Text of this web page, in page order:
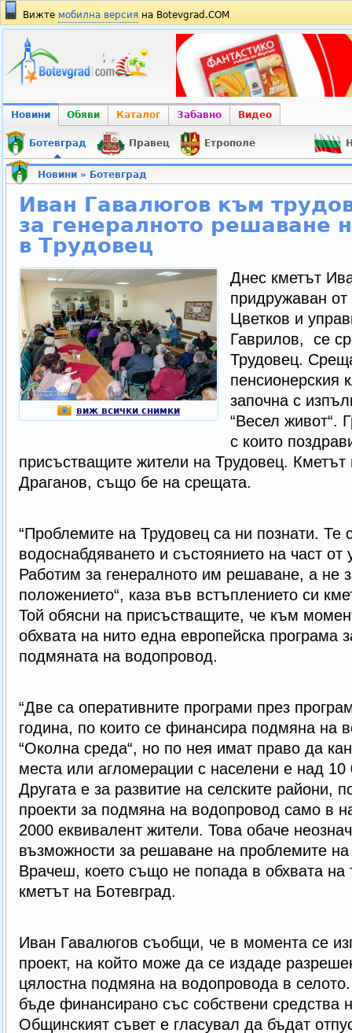
Вижте мобилна версия на Botevgrad.COM
Новини Обяви Каталог Забавно Видео
Ботевград Правец Етрополе
Новини» Ботевград
Иван Гавалюгов към
за генералното решаване
в Трудовец
виж всички снимки
Днес кметът
придружаван
Цветков и
Гаврилов, се
Трудовец.
пенсионерския
започна с
“Весел живот“.
с които
присъстващите жители на Трудовец. Кметът
Драганов, също бе на срещата.
“Проблемите на Трудовец са ни познати. Те
водоснабдяването и състоянието на част
Работим за генералното им решаване, а не
положението“, каза във встъплението си
Той обясни на присъстващите, че към
обхвата на нито една европейска програма
подмяната на водопровод.
“Две са оперативните програми през
година, по които се финансира подмяна на
“Околна среда“, но по нея имат право да
места или агломерации с населени е над 10
Другата е за развитие на селските райони,
проекти за подмяна на водопровод само в
2000 еквивалент жители. Това обаче
възможности за решаване на проблемите на
Врачеш, което също не попада в обхвата на
кметът на Ботевград.
Иван Гавалюгов съобщи, че в момента се
проект, на който може да се издаде
цялостна подмяна на водопровода в
бъде финансирано със собствени средства
Общинският съвет е гласувал да бъдат